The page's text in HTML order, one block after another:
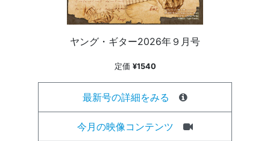
ヤング・ギター2026年９月号
定価 ¥1540
最新号の詳細をみる
今月の映像コンテンツ